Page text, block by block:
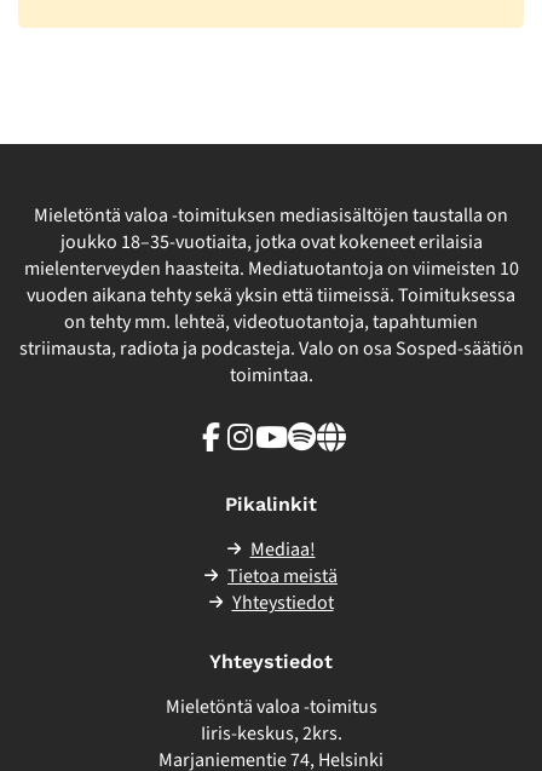
Mieletöntä valoa -toimituksen mediasisältöjen taustalla on
joukko 18–35-vuotiaita, jotka ovat kokeneet erilaisia
mielenterveyden haasteita. Mediatuotantoja on viimeisten 10
vuoden aikana tehty sekä yksin että tiimeissä. Toimituksessa
on tehty mm. lehteä, videotuotantoja, tapahtumien
striimausta, radiota ja podcasteja. Valo on osa Sosped-säätiön
toimintaa.
Facebook
Instagram
Youtube
SpotifyLinkki
Pikalinkit
Mediaa!
Tietoa meistä
Yhteystiedot
Yhteystiedot
Mieletöntä valoa -toimitus
Iiris-keskus, 2krs.
Marjaniementie 74, Helsinki